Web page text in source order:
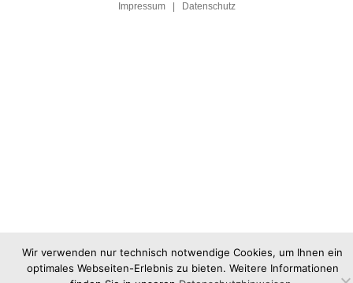
Impressum| Datenschutz
Wir verwenden nur technisch notwendige Cookies, um Ihnen ein
optimales Webseiten-Erlebnis zu bieten. Weitere Informationen